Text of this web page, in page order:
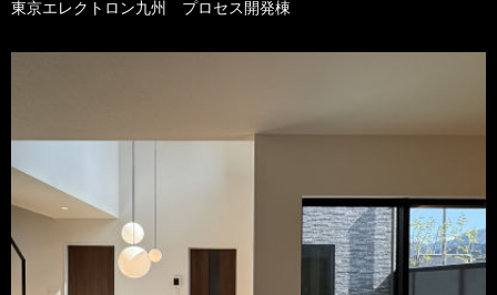
東京エレクトロン九州 プロセス開発棟